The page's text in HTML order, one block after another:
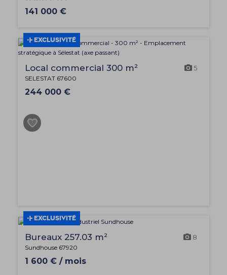
141 000 €
EXCLUSIVITÉ
Local commercial 300 m² 5
SELESTAT 67600
244 000 €
EXCLUSIVITÉ
Bureaux 257.03 m² 8
Sundhouse 67920
1 600 € / mois